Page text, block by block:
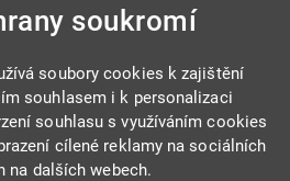
soukromí
soubory cookies k zajištění
souhlasem i k personalizaci
souhlasu s využíváním cookies
cílené reklamy na sociálních
dalších webech.